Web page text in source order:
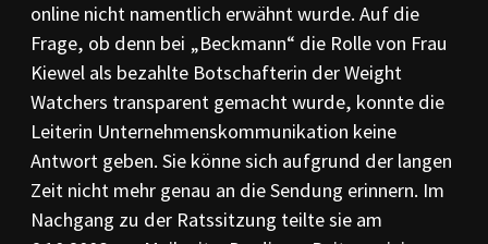
online nicht namentlich erwähnt wurde. Auf die
Frage, ob denn bei „Beckmann“ die Rolle von Frau
Kiewel als bezahlte Botschafterin der Weight
Watchers transparent gemacht wurde, konnte die
Leiterin Unternehmenskommunikation keine
Antwort geben. Sie könne sich aufgrund der langen
Zeit nicht mehr genau an die Sendung erinnern. Im
Nachgang zu der Ratssitzung teilte sie am